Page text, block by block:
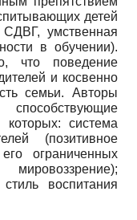
детей
умственная
в обучении).
что поведение
и косвенно
семьи. Авторы
которых: система
(позитивное
ограниченных
воспитания